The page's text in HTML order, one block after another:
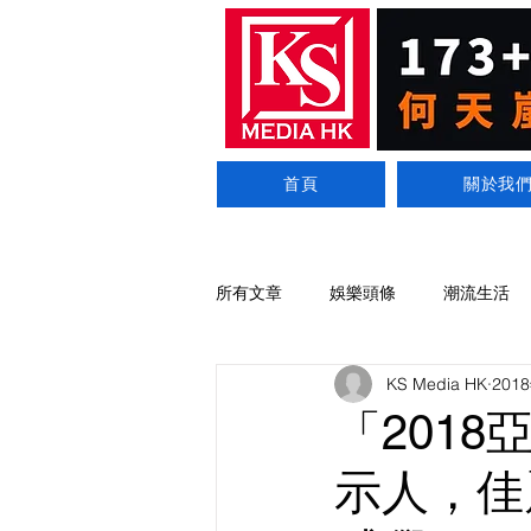
首頁 關於我
所有文章 娛樂頭條 潮流生活
「2018
示人，
KS Media HK